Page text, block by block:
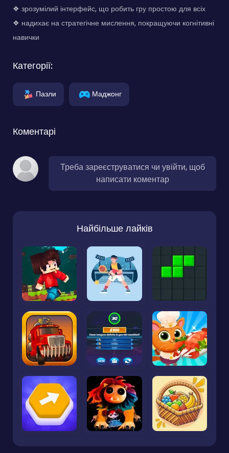
❖ зрозумілий інтерфейс, що робить гру простою для всіх
❖ надихає на стратегічне мислення, покращуючи когнітивні
навички
Категорії:
Пазли Маджонг
Коментарі
Треба зареєструватися чи увійти, щоб
написати коментар
Найбільше лайків